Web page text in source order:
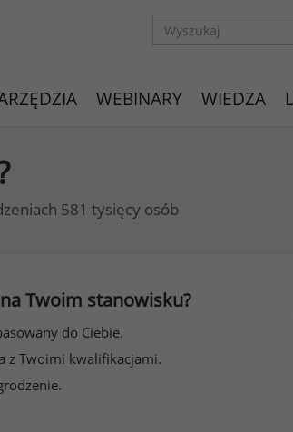
WEBINARY WIEDZA
581 tysięcy osób
Twoim stanowisku?
do Ciebie.
z Twoimi kwalifikacjami.